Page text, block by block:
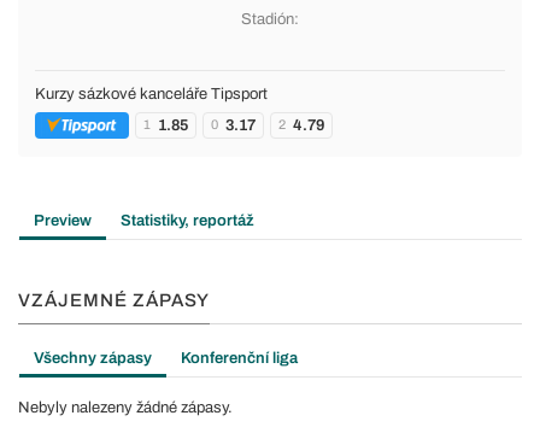
Stadión:
Kurzy sázkové kanceláře Tipsport
1 1.85 0 3.17 2 4.79
Preview Statistiky, reportáž
VZÁJEMNÉ ZÁPASY
Všechny zápasy Konferenční liga
Nebyly nalezeny žádné zápasy.